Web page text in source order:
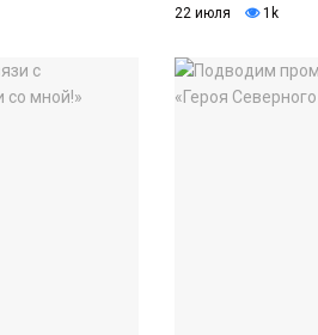
22 июля 1k